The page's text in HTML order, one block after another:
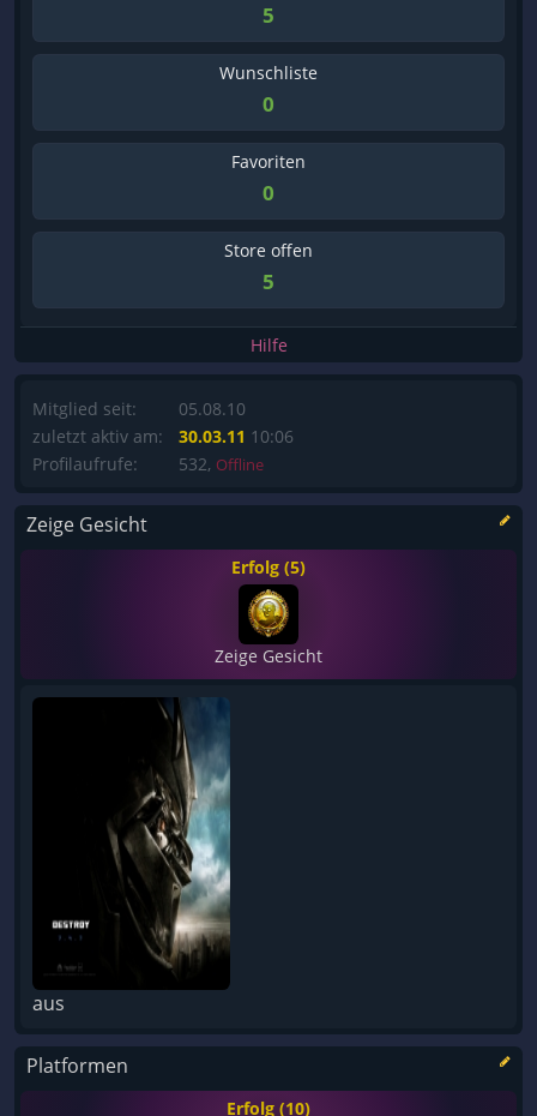
5
Wunschliste
0
Favoriten
0
Store offen
5
Hilfe
Mitglied seit:
zuletzt aktiv am:
Profilaufrufe:
05.08.10
30.03.11 10:06
532, Offline
Zeige Gesicht
Erfolg (5)
Zeige Gesicht
aus
Platformen
Erfolg (10)